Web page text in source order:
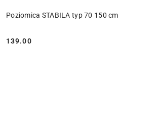
Poziomica STABILA typ 70 150 cm
Cena:
139.00